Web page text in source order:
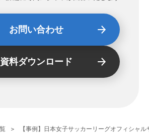
資料ダウンロード
お問い合わせ
【事例】日本女子サッカーリーグオフィシャル